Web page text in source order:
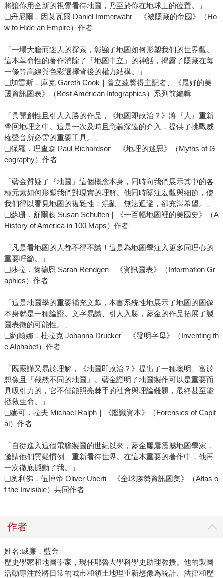
將讓你用全新的視覺看待地圖，乃至於你在地球上的位置。」
❏丹尼爾．因莫瓦爾 Daniel Immerwahr｜《被隱藏的帝國》（Ho
w to Hide an Empire）作者
「一場大膽而迷人的探索，彰顯了地圖如何形塑我們的世界觀。
這本革命性的著作消除了『地圖中立』的神話，揭露了隱藏在每
一條等高線與色彩選擇背後的權力結構。」
❏加雷斯．庫克 Gareth Cook｜普立茲獎得主記者、《最好的美
國資訊圖表》（Best American Infographics）系列前編輯
「具開創性且引人入勝的作品，《地圖即政治？》將『人』重新
帶回地理之中。這是一次及時且意義深遠的介入，提供了挑戰威
權聲音所必需的重要工具。」
❏保羅．理查森 Paul Richardson｜《地理的迷思》（Myths of G
eography）作者
「藍金質疑了『地圖』這個概念本身，同時向我們展示其中的各
種元素如何形塑我們對現實的理解。他同時關注宏觀與細節，使
我們得以看見地圖的複雜性：混亂、無法迴避，卻充滿希望。」
❏蘇珊．舒爾藤 Susan Schulten｜《一百幅地圖裡的美國史》（A
History of America in 100 Maps）作者
「凡是看地圖的人都不得不讀！這是為地圖學注入更多同理心的
重要呼籲。」
❏莎拉．蘭德恩 Sarah Rendgen｜《資訊圖表》（Information Gr
aphics）作者
「這是地圖學的重要補充文獻，本書系統性地展示了地圖的圖像
本身就是一種論證。文字易讀、引人入勝，藍金的作品拓展了製
圖表徵的可能性。」
❏約翰娜．杜拉克 Johanna Drucker｜《發明字母》（Inventing th
e Alphabet）作者
「既嚴謹又易於理解，《地圖即政治？》提出了一種聰明、富於
想像且『截然不同的地圖』。藍金證明了地圖製作可以是重要而
具吸引力的，它不僅能照亮棘手的社會與理論難題，最終甚至能
拯救生命。」
❏麥可．拉夫 Michael Ralph｜《鑑識資本》（Forensics of Capit
al）作者
「自從進入這個電腦製圖的世紀以來，藍金屢屢震撼地圖學家，
邀請他們質疑慣例、重新看待世界。在這本重要的著作中，他再
一次徹底撼動了我。」
❏奧利佛．伍博帝 Oliver Uberti｜《全球趨勢資訊圖集》（Atlas o
f the Invisible）共同作者
作者
姓名:威廉．藍金
歷史學家和地圖學家，現任耶魯大學科學史助理教授。他的製圖
活動專注於將日常的城市和領土地理重新想像為統計、法律和歷